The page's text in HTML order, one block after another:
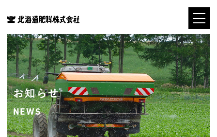
お知らせ
NEWS